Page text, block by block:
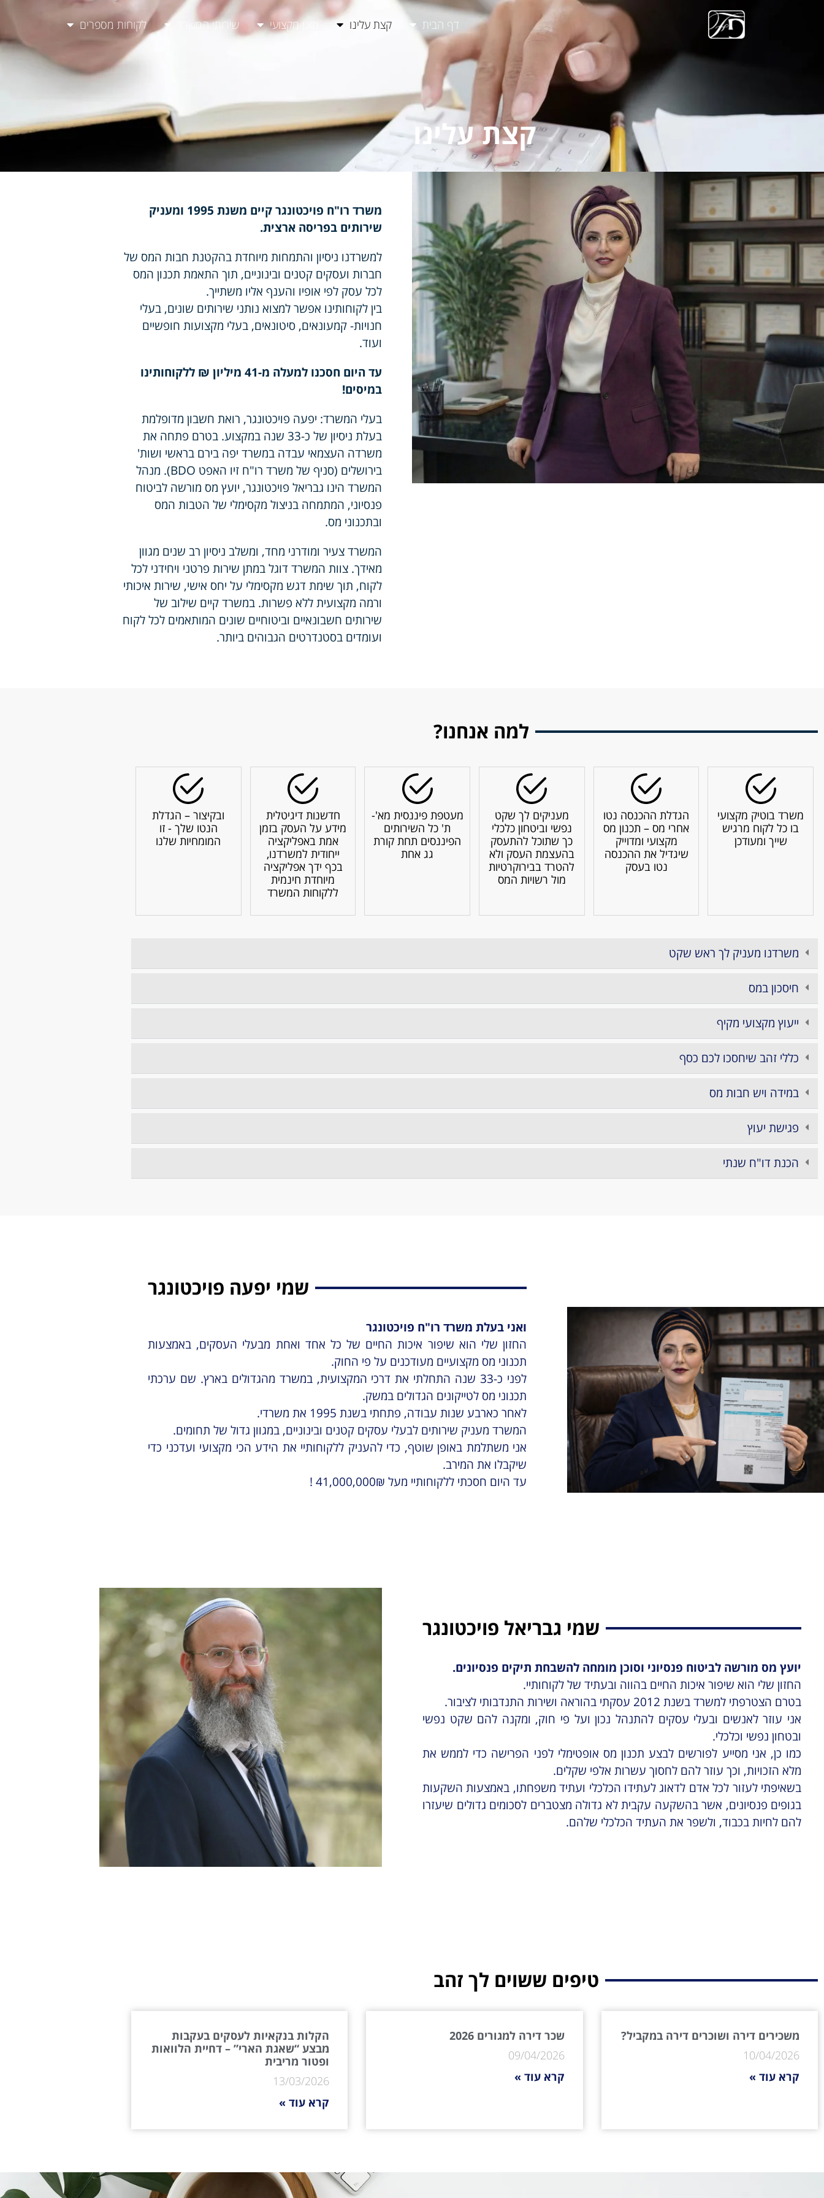
דף הבית קצת עלינו תוכן מקצועי שירותי המשרד לקוחות מספרים
קצת עלינו
משרד רו"ח פויכטונגר קיים משנת 1995 ומעניק
שירותים בפריסה ארצית.
למשרדנו ניסיון והתמחות מיוחדת בהקטנת חבות המס של
חברות ועסקים קטנים ובינוניים, תוך התאמת תכנון המס
לכל עסק לפי אופיו והענף אליו משתייך.
בין לקוחותינו אפשר למצוא נותני שירותים שונים, בעלי
חנויות- קמעונאים, סיטונאים, בעלי מקצועות חופשיים
ועוד.
עד היום חסכנו למעלה מ-41 מיליון ₪ ללקוחותינו
במיסים!
בעלי המשרד: יפעה פויכטונגר, רואת חשבון מדופלמת
בעלת ניסיון של כ-33 שנה במקצוע. בטרם פתחה את
משרדה העצמאי עבדה במשרד יפה בירם בראשי ושות'
בירושלים (סניף של משרד רו"ח זיו האפט BDO). מנהל
המשרד הינו גבריאל פויכטונגר, יועץ מס מורשה לביטוח
פנסיוני, המתמחה בניצול מקסימלי של הטבות המס
ובתכנוני מס.
המשרד צעיר ומודרני מחד, ומשלב ניסיון רב שנים מגוון
מאידך. צוות המשרד דוגל במתן שירות פרטני ויחידני לכל
לקוח, תוך שימת דגש מקסימלי על יחס אישי, שירות איכותי
ורמה מקצועית ללא פשרות. במשרד קיים שילוב של
שירותים חשבונאיים וביטוחיים שונים המותאמים לכל לקוח
ועומדים בסטנדרטים הגבוהים ביותר.
למה אנחנו?
משרד בוטיק מקצועי
בו כל לקוח מרגיש
שייך ומעודכן
הגדלת ההכנסה נטו
אחרי מס – תכנון מס
מקצועי ומדוייק
שיגדיל את ההכנסה
נטו בעסק
מעניקים לך שקט
נפשי וביטחון כלכלי
כך שתוכל להתעסק
בהעצמת העסק ולא
להטרד בבירוקרטיות
מול רשויות המס
מעטפת פיננסית מא'-
ת' כל השירותים
הפיננסים תחת קורת
גג אחת
חדשנות דיגיטלית
מידע על העסק בזמן
אמת באפליקציה
ייחודית למשרדנו,
בכף ידך אפליקציה
מיוחדת חינמית
ללקוחות המשרד
ובקיצור – הגדלת
הנטו שלך - זו
המומחיות שלנו
משרדנו מעניק לך ראש שקט
חיסכון במס
ייעוץ מקצועי מקיף
כללי זהב שיחסכו לכם כסף
במידה ויש חבות מס
פגישת יעוץ
הכנת דו"ח שנתי
שמי יפעה פויכטונגר
ואני בעלת משרד רו"ח פויכטונגר
החזון שלי הוא שיפור איכות החיים של כל אחד ואחת מבעלי העסקים, באמצעות
תכנוני מס מקצועיים מעודכנים על פי החוק.
לפני כ-33 שנה התחלתי את דרכי המקצועית, במשרד מהגדולים בארץ. שם ערכתי
תכנוני מס לטייקונים הגדולים במשק.
לאחר כארבע שנות עבודה, פתחתי בשנת 1995 את משרדי.
המשרד מעניק שירותים לבעלי עסקים קטנים ובינוניים, במגוון גדול של תחומים.
אני משתלמת באופן שוטף, כדי להעניק ללקוחותיי את הידע הכי מקצועי ועדכני כדי
שיקבלו את המירב.
עד היום חסכתי ללקוחותיי מעל 41,000,000₪ !
שמי גבריאל פויכטונגר
יועץ מס מורשה לביטוח פנסיוני וסוכן מומחה להשבחת תיקים פנסיונים.
החזון שלי הוא שיפור איכות החיים בהווה ובעתיד של לקוחותיי.
בטרם הצטרפתי למשרד בשנת 2012 עסקתי בהוראה ושירות התנדבותי לציבור.
אני עוזר לאנשים ובעלי עסקים להתנהל נכון ועל פי חוק, ומקנה להם שקט נפשי
ובטחון נפשי וכלכלי.
כמו כן, אני מסייע לפורשים לבצע תכנון מס אופטימלי לפני הפרישה כדי לממש את
מלא הזכויות, וכך עוזר להם לחסוך עשרות אלפי שקלים.
בשאיפתי לעזור לכל אדם לדאוג לעתידו הכלכלי ועתיד משפחתו, באמצעות השקעות
בגופים פנסיונים, אשר בהשקעה עקבית לא גדולה מצטברים לסכומים גדולים שיעזרו
להם לחיות בכבוד, ולשפר את העתיד הכלכלי שלהם.
טיפים ששוים לך זהב
משכירים דירה ושוכרים דירה במקביל?
10/04/2026
קרא עוד »
שכר דירה למגורים 2026
09/04/2026
קרא עוד »
הקלות בנקאיות לעסקים בעקבות
מבצע “שאגת הארי” – דחיית הלוואות
ופטור מריבית
13/03/2026
קרא עוד »